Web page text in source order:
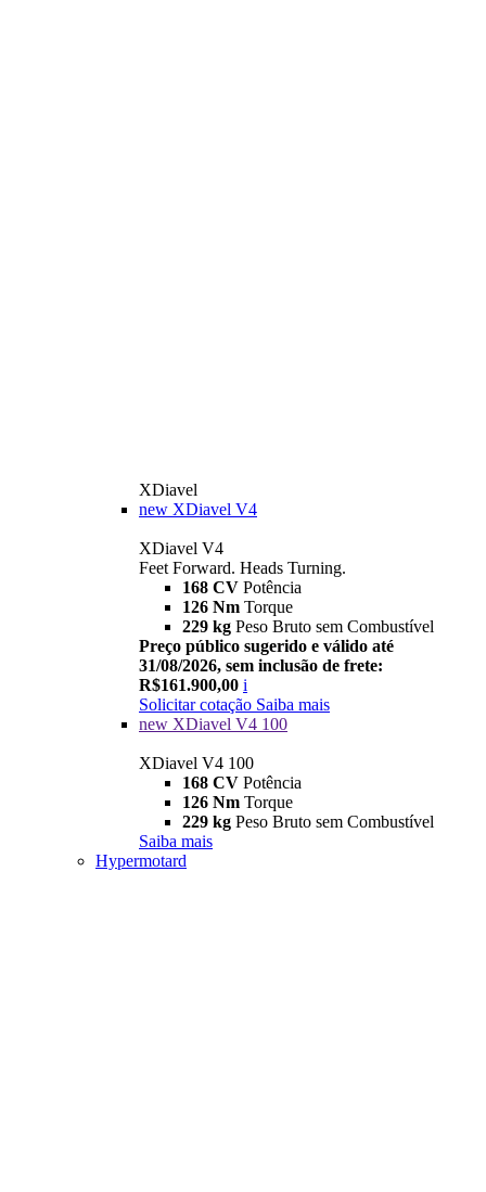
XDiavel
new XDiavel V4
XDiavel V4
Feet Forward. Heads Turning.
168 CV Potência
126 Nm Torque
229 kg Peso Bruto sem Combustível
Preço público sugerido e válido até
31/08/2026, sem inclusão de frete:
R$161.900,00 i
Solicitar cotação Saiba mais
new XDiavel V4 100
XDiavel V4 100
168 CV Potência
126 Nm Torque
229 kg Peso Bruto sem Combustível
Saiba mais
Hypermotard